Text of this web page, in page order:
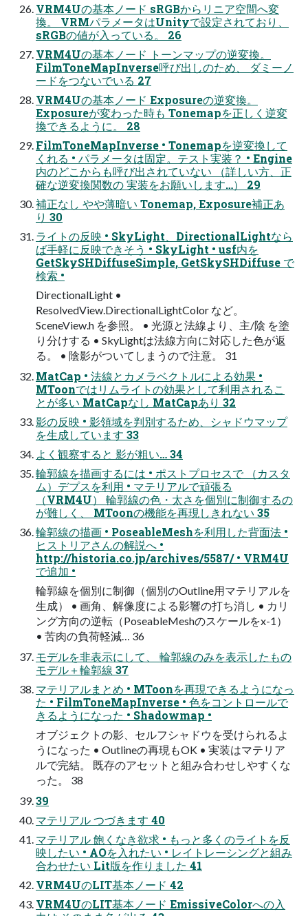
VRM4Uの基本ノード sRGBからリニア空間へ変
換。 VRMパラメータはUnityで設定されており、
sRGBの値が入っている。 26
VRM4Uの基本ノード トーンマップの逆変換。
FilmToneMapInverse呼び出しのため、 ダミーノ
ードをつないでいる 27
VRM4Uの基本ノード Exposureの逆変換。
Exposureが変わった時も Tonemapを正しく逆変
換できるように。 28
FilmToneMapInverse • Tonemapを逆変換して
くれる • パラメータは固定。テスト実装？ • Engine
内のどこからも呼び出されていない （詳しい方、正
確な逆変換関数の 実装をお願いします…） 29
補正なし やや薄暗い Tonemap, Exposure補正あ
り 30
ライトの反映 • SkyLight、DirectionalLightなら
ば手軽に反映できそう • SkyLight • usf内を
GetSkySHDiffuseSimple, GetSkySHDiffuse で
検索 •
DirectionalLight •
ResolvedView.DirectionalLightColor など。
SceneView.h を参照。 • 光源と法線より、主/陰 を塗
り分けする • SkyLightは法線方向に対応した色が返
る。 • 陰影がついてしまうので注意。 31
MatCap • 法線とカメラベクトルによる効果 •
MToonではリムライトの効果として利用されるこ
とが多い MatCapなし MatCapあり 32
影の反映 • 影領域を判別するため、シャドウマップ
を生成しています 33
よく観察すると 影が粗い… 34
輪郭線を描画するには • ポストプロセスで （カスタ
ム）デプスを利用 • マテリアルで頑張る
（VRM4U） 輪郭線の色・太さを個別に制御するの
が難しく、 MToonの機能を再現しきれない 35
輪郭線の描画 • PoseableMeshを利用した背面法 •
ヒストリアさんの解説へ •
http://historia.co.jp/archives/5587/ • VRM4U
で追加 •
輪郭線を個別に制御（個別のOutline用マテリアルを
生成） • 画角、解像度による影響の打ち消し • カリ
ング方向の逆転（PoseableMeshのスケールをx-1）
• 苦肉の負荷軽減… 36
モデルを非表示にして、 輪郭線のみを表示したもの
モデル＋輪郭線 37
マテリアルまとめ • MToonを再現できるようになっ
た • FilmToneMapInverse • 色をコントロールで
きるようになった • Shadowmap •
オブジェクトの影、セルフシャドウを受けられるよ
うになった • Outlineの再現もOK • 実装はマテリア
ルで完結。 既存のアセットと組み合わせしやすくな
った。 38
39
マテリアル つづきます 40
マテリアル 飽くなき欲求 • もっと多くのライトを反
映したい • AOを入れたい • レイトレーシングと組み
合わせたい Lit版を作りました 41
VRM4UのLIT基本ノード 42
VRM4UのLIT基本ノード EmissiveColorへの入